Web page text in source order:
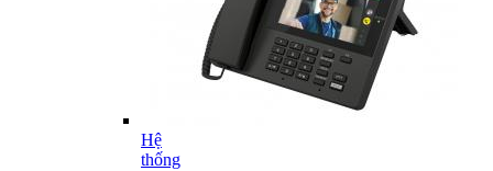
Hệ
thống